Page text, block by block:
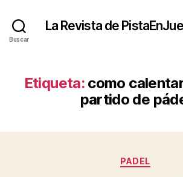
Buscar
La Revista de
Etiqueta: como
partido de
Categorías
PADEL